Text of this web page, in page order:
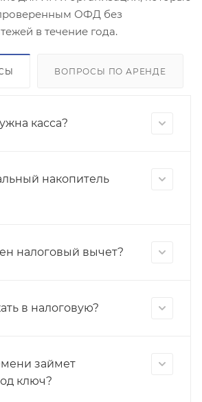
проверенным ОФД без
в течение года.
ВОПРОСЫ ПО АРЕНДЕ
касса?
накопитель
налоговый вычет?
в налоговую?
займет
ключ?